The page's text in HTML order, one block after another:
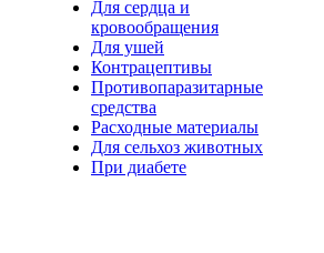
Для сердца и
кровообращения
Для ушей
Контрацептивы
Противопаразитарные
средства
Расходные материалы
Для сельхоз животных
При диабете